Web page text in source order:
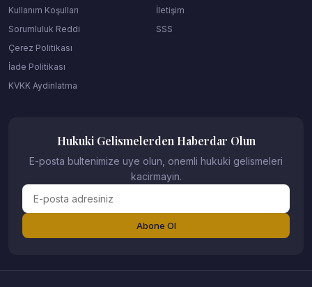
Kullanım Koşulları
Sorumluluk Reddi
Çerez Politikası
İade Politikası
KVKK Aydinlatma
İletişim
SSS
Hukuki Gelismelerden Haberdar Olun
E-posta bultenimize uye olun, onemli hukuki gelismeleri
kacirmayin.
Abone Ol